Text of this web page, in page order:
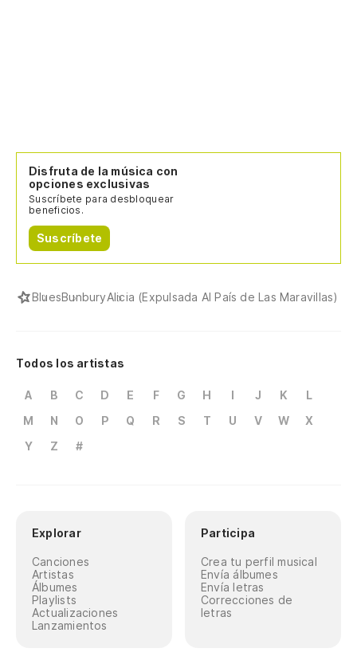
Disfruta de la música con
opciones exclusivas
Suscríbete para desbloquear
beneficios.
Suscríbete
BluesBunburyAlicia (Expulsada Al País de Las Maravillas)
Todos los artistas
A B C D E F G H I J K
L
M
N O P Q R S T U V W
X
Y
Z #
Explorar
Canciones
Artistas
Álbumes
Playlists
Actualizaciones
Lanzamientos
Participa
Crea tu perfil musical
Envía álbumes
Envía letras
Correcciones de
letras